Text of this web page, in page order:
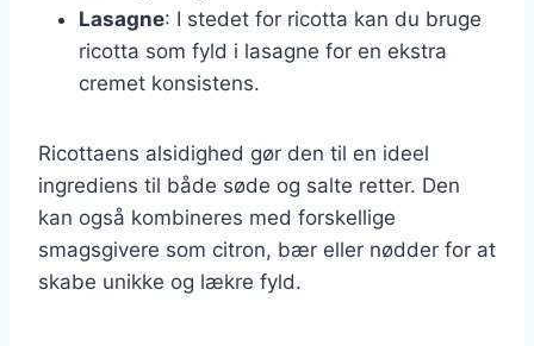
Lasagne: I stedet for ricotta kan du bruge
ricotta som fyld i lasagne for en ekstra
cremet konsistens.
Ricottaens alsidighed gør den til en ideel
ingrediens til både søde og salte retter. Den
kan også kombineres med forskellige
smagsgivere som citron, bær eller nødder for at
skabe unikke og lækre fyld.